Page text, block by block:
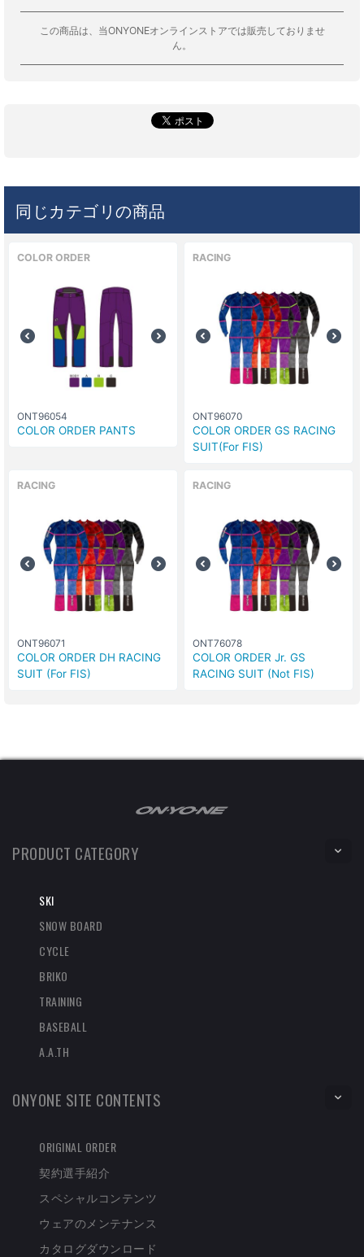
この商品は、当ONYONEオンラインストアでは販売しておりませ
ん。
同じカテゴリの商品
COLOR ORDER
ONT96054
COLOR ORDER PANTS
RACING
ONT96070
COLOR ORDER GS RACING
SUIT(For FIS)
RACING
ONT96071
COLOR ORDER DH RACING
SUIT (For FIS)
RACING
ONT76078
COLOR ORDER Jr. GS
RACING SUIT (Not FIS)
PRODUCT CATEGORY
SKI
SNOW BOARD
CYCLE
BRIKO
TRAINING
BASEBALL
A.A.TH
ONYONE SITE CONTENTS
ORIGINAL ORDER
契約選手紹介
スペシャルコンテンツ
ウェアのメンテナンス
カタログダウンロード